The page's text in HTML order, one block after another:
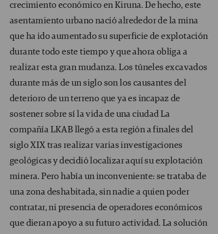
crecimiento económico en Kiruna. De hecho, este
asentamiento urbano nació alrededor de la mina
que ha ido aumentado su superficie de explotación
durante todo este tiempo y que ahora obliga a
realizar esta gran mudanza. Los túneles excavados
durante más de un siglo son los causantes del
deterioro de un terreno que ya es incapaz de
sostener sobre sí la vida de una ciudad La
compañía LKAB llegó a esta región a finales del
siglo XIX tras realizar varias investigaciones
geológicas y decidió localizar aquí su explotación
minera. Pero había un inconveniente: se trataba de
una zona deshabitada, sin nadie a quien poder
contratar, ni presencia de operadores económicos
que dieran apoyo a su futuro actividad. La solución